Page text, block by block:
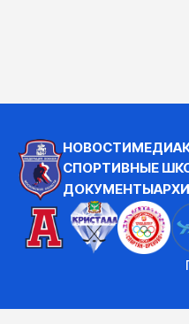
НОВОСТИМЕДИА
СПОРТИВНЫЕ
ДОКУМЕНТЫ